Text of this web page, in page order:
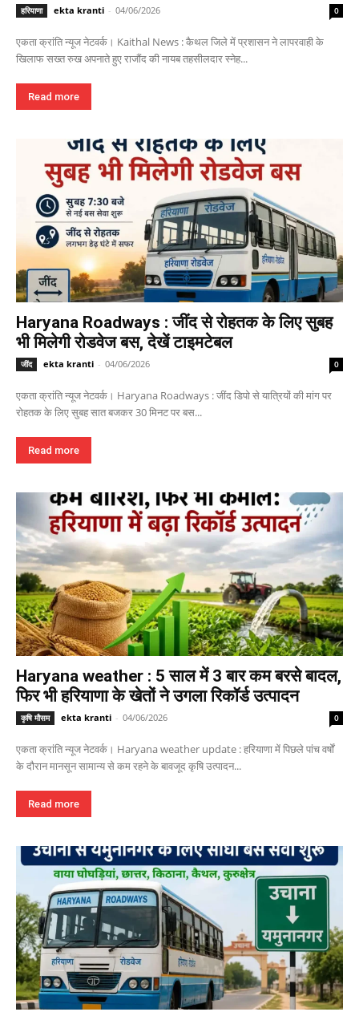
हरियाणा ekta kranti - 04/06/2026 0
एकता क्रांति न्यूज नेटवर्क। Kaithal News : कैथल जिले में प्रशासन ने लापरवाही के
खिलाफ सख्त रुख अपनाते हुए राजौंद की नायब तहसीलदार स्नेह...
Read more
Haryana Roadways : जींद से रोहतक के लिए सुबह
भी मिलेगी रोडवेज बस, देखें टाइमटेबल
जींद ekta kranti - 04/06/2026 0
एकता क्रांति न्यूज नेटवर्क। Haryana Roadways : जींद डिपो से यात्रियों की मांग पर
रोहतक के लिए सुबह सात बजकर 30 मिनट पर बस...
Read more
Haryana weather : 5 साल में 3 बार कम बरसे बादल,
फिर भी हरियाणा के खेतों ने उगला रिकॉर्ड उत्पादन
कृषि मौसम ekta kranti - 04/06/2026 0
एकता क्रांति न्यूज नेटवर्क। Haryana weather update : हरियाणा में पिछले पांच वर्षों
के दौरान मानसून सामान्य से कम रहने के बावजूद कृषि उत्पादन...
Read more